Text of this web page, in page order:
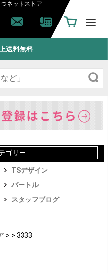
ネットストア
送料無料
ゴリー
TSデザイン
バートル
スタッフブログ
> > 3333